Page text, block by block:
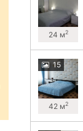
24 м2
15
42 м2